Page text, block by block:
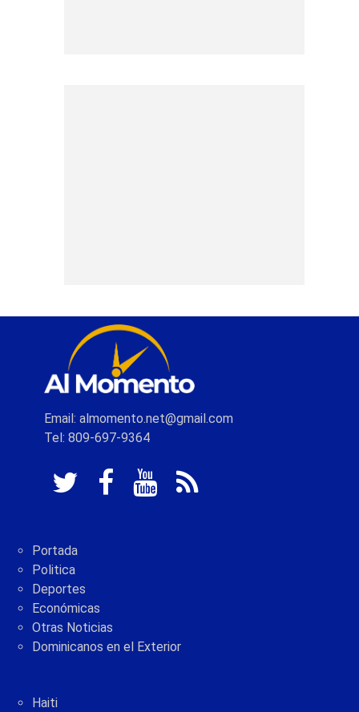
Email: almomento.net@gmail.com
Tel: 809-697-9364
Portada
Politica
Deportes
Económicas
Otras Noticias
Dominicanos en el Exterior
Haiti